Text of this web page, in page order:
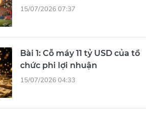
15/07/2026 07:37
Bài 1: Cỗ máy 11 tỷ USD của tổ
chức phi lợi nhuận
15/07/2026 04:33